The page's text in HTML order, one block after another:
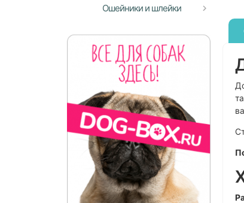
Ошейники и шлейки